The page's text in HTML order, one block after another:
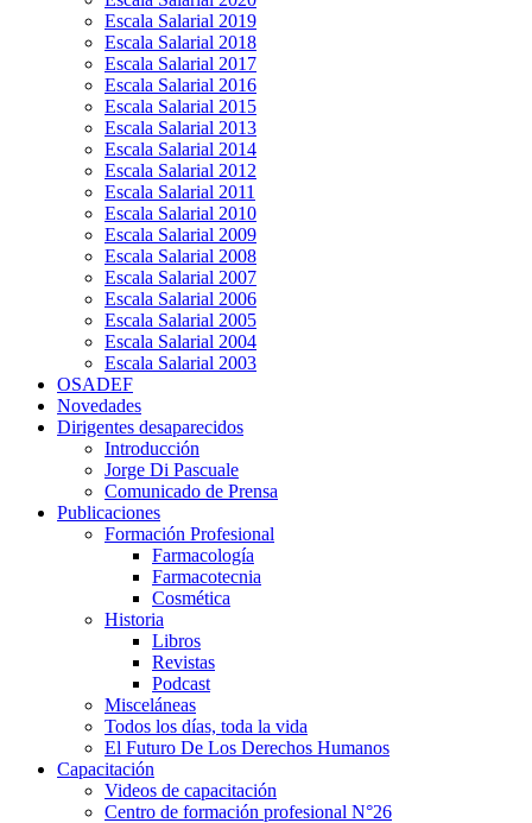
Escala Salarial 2019
Escala Salarial 2018
Escala Salarial 2017
Escala Salarial 2016
Escala Salarial 2015
Escala Salarial 2013
Escala Salarial 2014
Escala Salarial 2012
Escala Salarial 2011
Escala Salarial 2010
Escala Salarial 2009
Escala Salarial 2008
Escala Salarial 2007
Escala Salarial 2006
Escala Salarial 2005
Escala Salarial 2004
Escala Salarial 2003
OSADEF
Novedades
Dirigentes desaparecidos
Introducción
Jorge Di Pascuale
Comunicado de Prensa
Publicaciones
Formación Profesional
Farmacología
Farmacotecnia
Cosmética
Historia
Libros
Revistas
Podcast
Misceláneas
Todos los días, toda la vida
El Futuro De Los Derechos Humanos
Capacitación
Videos de capacitación
Centro de formación profesional N°26